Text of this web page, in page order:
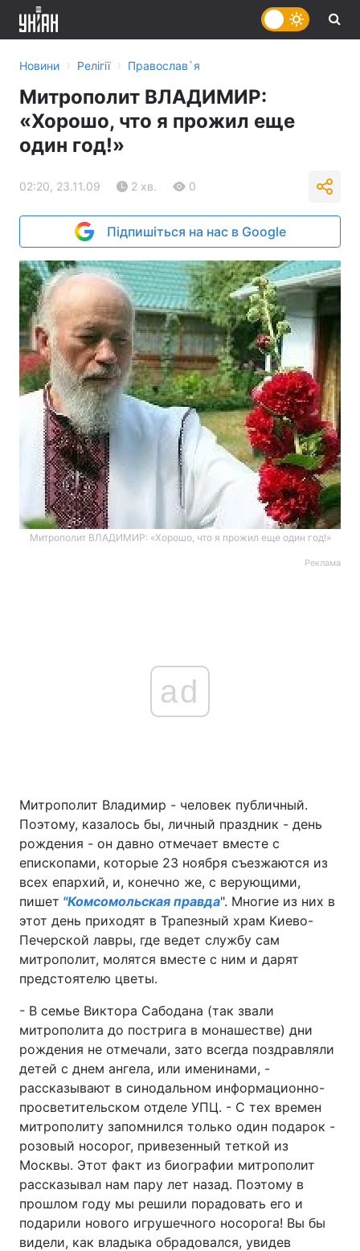
Україна Політика
Економіка Світ
Наука
Техно і зв'язок Лайт
Зброя Інциденти
Цікавинки Погода
Екологія Регіони
Лонгріди
Відео з Youtube
Інтерв'ю Думки
Архів Вакансії
Новини › Релігії › Православ`я
Митрополит ВЛАДИМИР:
«Хорошо, что я прожил еще
один год!»
02:20, 23.11.09 2 хв. 0
Підпишіться на нас в Google
Митрополит ВЛАДИМИР: «Хорошо, что я прожил еще один год!»
Реклама
ad
Митрополит Владимир - человек публичный.
Поэтому, казалось бы, личный праздник - день
рождения - он давно отмечает вместе с
епископами, которые 23 ноября съезжаются из
всех епархий, и, конечно же, c верующими,
пишет "Комсомольская правда". Многие из них в
этот день приходят в Трапезный храм Киево-
Печерской лавры, где ведет службу сам
митрополит, молятся вместе с ним и дарят
предстоятелю цветы.
- В семье Виктора Сабодана (так звали
митрополита до пострига в монашестве) дни
рождения не отмечали, зато всегда поздравляли
детей с днем ангела, или именинами, -
рассказывают в синодальном информационно-
просветительском отделе УПЦ. - С тех времен
митрополиту запомнился только один подарок -
розовый носорог, привезенный теткой из
Москвы. Этот факт из биографии митрополит
рассказывал нам пару лет назад. Поэтому в
прошлом году мы решили порадовать его и
подарили нового игрушечного носорога! Вы бы
видели, как владыка обрадовался, увидев